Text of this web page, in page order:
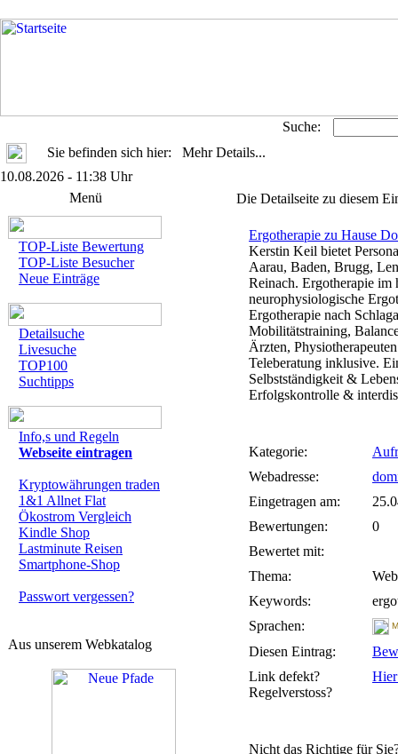
Suche:
Sie befinden sich hier: Mehr Details...
10.08.2026 - 11:38 Uhr
Menü
TOP-Liste Bewertung
TOP-Liste Besucher
Neue Einträge
Detailsuche
Livesuche
TOP100
Suchtipps
Info,s und Regeln
Webseite eintragen
Kryptowährungen traden
1&1 Allnet Flat
Ökostrom Vergleich
Kindle Shop
Lastminute Reisen
Smartphone-Shop
Passwort vergessen?
Aus unserem Webkatalog
Die Detailseite zu diesem
Ergotherapie zu Hause
Kerstin Keil bietet
Aarau, Baden, Brugg,
Reinach. Ergotherapie
neurophysiologische
Ergotherapie nach
Mobilitätstraining,
Ärzten,
Teleberatung inklusive.
Selbstständigkeit &
Erfolgskontrolle &
Kategorie:
Webadresse:
Eingetragen am:
Bewertungen:
0
Bewertet mit:
Thema:
Keywords:
Sprachen:
Diesen Eintrag:
Link defekt?
Regelverstoss?
Nicht das Richtige für